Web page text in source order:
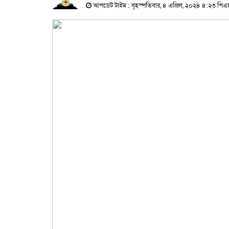
আপডেট টাইম : বৃহস্পতিবার, ৪ এপ্রিল, ২০২৪ ৪:২৩